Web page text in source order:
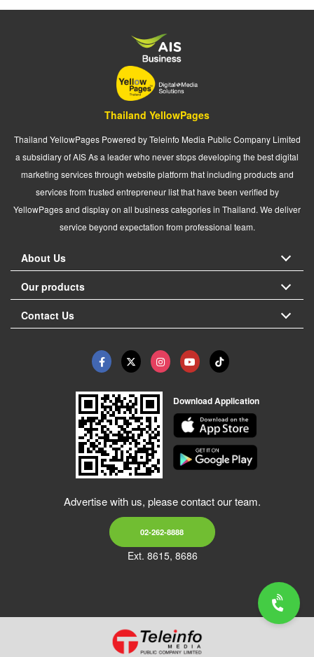
Thailand YellowPages
Thailand YellowPages Powered by Teleinfo Media Public Company Limited
a subsidiary of AIS As a leader who never stops developing the best digital
marketing services through website platform that including products and
services from trusted entrepreneur list that have been verified by
YellowPages and display on all business categories in Thailand. We deliver
service beyond expectation from professional team.
About Us
Our products
Contact Us
Download Application
Advertise with us, please contact our team.
02-262-8888
Ext. 8615, 8686